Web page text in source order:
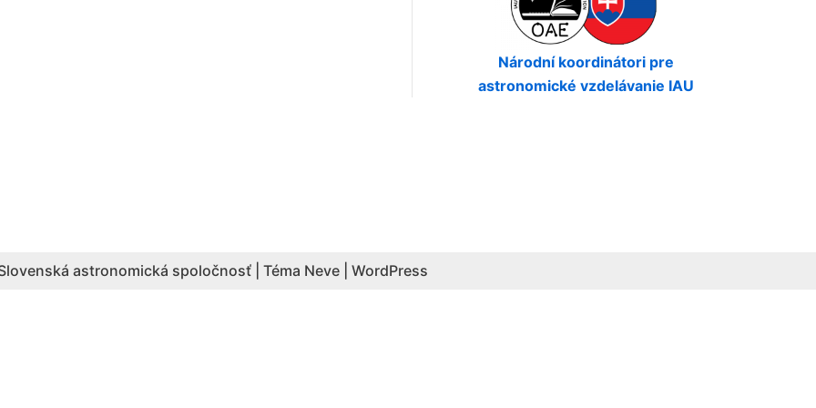
Národní koordinátori pre
astronomické vzdelávanie IAU
astronomická spoločnosť | Téma Neve WordPress